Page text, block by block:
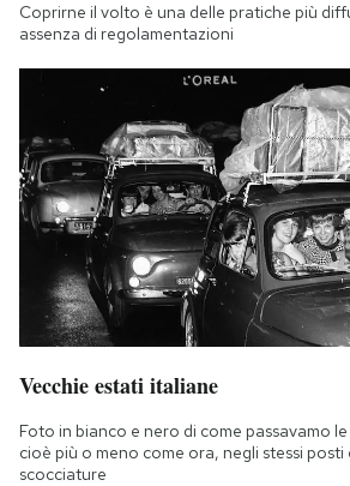
Coprirne il volto è una delle pratiche più
assenza di regolamentazioni
Vecchie estati italiane
Foto in bianco e nero di come passavamo
cioè più o meno come ora, negli stessi posti
scocciature